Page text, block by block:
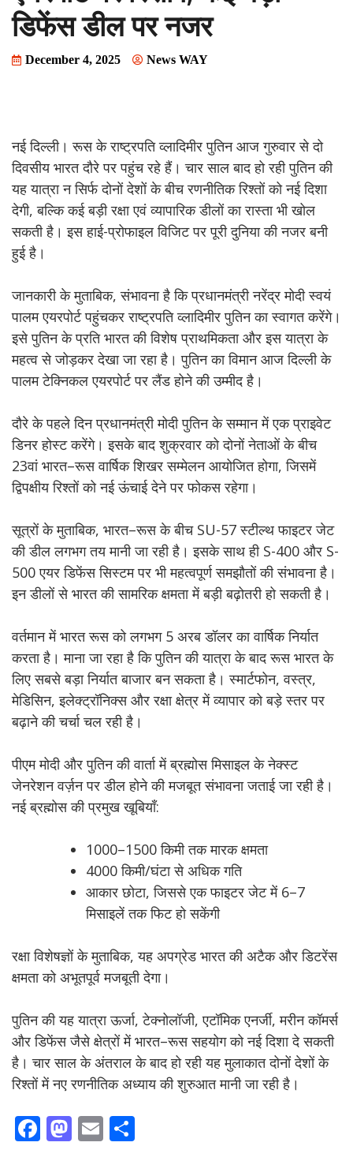
डिफेंस डील पर नजर
December 4, 2025 News WAY
नई दिल्ली। रूस के राष्ट्रपति व्लादिमीर पुतिन आज गुरुवार से दो
दिवसीय भारत दौरे पर पहुंच रहे हैं। चार साल बाद हो रही पुतिन की
यह यात्रा न सिर्फ दोनों देशों के बीच रणनीतिक रिश्तों को नई दिशा
देगी, बल्कि कई बड़ी रक्षा एवं व्यापारिक डीलों का रास्ता भी खोल
सकती है। इस हाई-प्रोफाइल विजिट पर पूरी दुनिया की नजर बनी
हुई है।
जानकारी के मुताबिक, संभावना है कि प्रधानमंत्री नरेंद्र मोदी स्वयं
पालम एयरपोर्ट पहुंचकर राष्ट्रपति व्लादिमीर पुतिन का स्वागत करेंगे।
इसे पुतिन के प्रति भारत की विशेष प्राथमिकता और इस यात्रा के
महत्व से जोड़कर देखा जा रहा है। पुतिन का विमान आज दिल्ली के
पालम टेक्निकल एयरपोर्ट पर लैंड होने की उम्मीद है।
दौरे के पहले दिन प्रधानमंत्री मोदी पुतिन के सम्मान में एक प्राइवेट
डिनर होस्ट करेंगे। इसके बाद शुक्रवार को दोनों नेताओं के बीच
23वां भारत–रूस वार्षिक शिखर सम्मेलन आयोजित होगा, जिसमें
द्विपक्षीय रिश्तों को नई ऊंचाई देने पर फोकस रहेगा।
सूत्रों के मुताबिक, भारत–रूस के बीच SU-57 स्टील्थ फाइटर जेट
की डील लगभग तय मानी जा रही है। इसके साथ ही S-400 और S-
500 एयर डिफेंस सिस्टम पर भी महत्वपूर्ण समझौतों की संभावना है।
इन डीलों से भारत की सामरिक क्षमता में बड़ी बढ़ोतरी हो सकती है।
वर्तमान में भारत रूस को लगभग 5 अरब डॉलर का वार्षिक निर्यात
करता है। माना जा रहा है कि पुतिन की यात्रा के बाद रूस भारत के
लिए सबसे बड़ा निर्यात बाजार बन सकता है। स्मार्टफोन, वस्त्र,
मेडिसिन, इलेक्ट्रॉनिक्स और रक्षा क्षेत्र में व्यापार को बड़े स्तर पर
बढ़ाने की चर्चा चल रही है।
पीएम मोदी और पुतिन की वार्ता में ब्रह्मोस मिसाइल के नेक्स्ट
जेनरेशन वर्ज़न पर डील होने की मजबूत संभावना जताई जा रही है।
नई ब्रह्मोस की प्रमुख खूबियाँ:
1000–1500 किमी तक मारक क्षमता
4000 किमी/घंटा से अधिक गति
आकार छोटा, जिससे एक फाइटर जेट में 6–7
मिसाइलें तक फिट हो सकेंगी
रक्षा विशेषज्ञों के मुताबिक, यह अपग्रेड भारत की अटैक और डिटरेंस
क्षमता को अभूतपूर्व मजबूती देगा।
पुतिन की यह यात्रा ऊर्जा, टेक्नोलॉजी, एटॉमिक एनर्जी, मरीन कॉमर्स
और डिफेंस जैसे क्षेत्रों में भारत–रूस सहयोग को नई दिशा दे सकती
है। चार साल के अंतराल के बाद हो रही यह मुलाकात दोनों देशों के
रिश्तों में नए रणनीतिक अध्याय की शुरुआत मानी जा रही है।
F M E